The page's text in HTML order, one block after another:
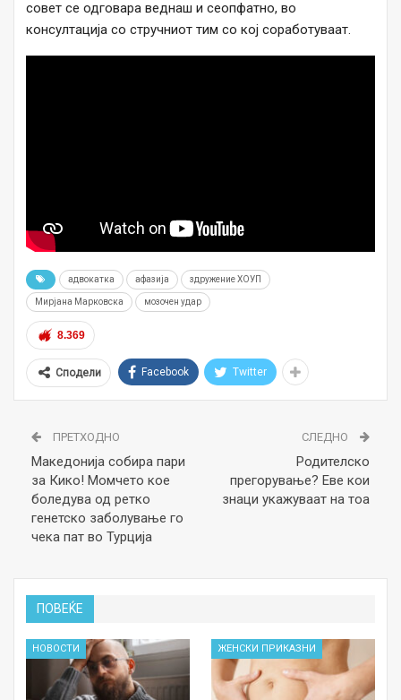
совет се одговара веднаш и сеопфатно, во
консултација со стручниот тим со кој соработуваат.
адвокатка афазија здружение ХОУП
Мирјана Марковска мозочен удар
8.369
Сподели Facebook Twitter
ПРЕТХОДНО
Македонија собира пари
за Кико! Момчето кое
боледува од ретко
генетско заболување го
чека пат во Турција
СЛЕДНО
Родителско
прегорување? Еве кои
знаци укажуваат на тоа
ПОВЕЌЕ
НОВОСТИ ЖЕНСКИ ПРИКАЗНИ